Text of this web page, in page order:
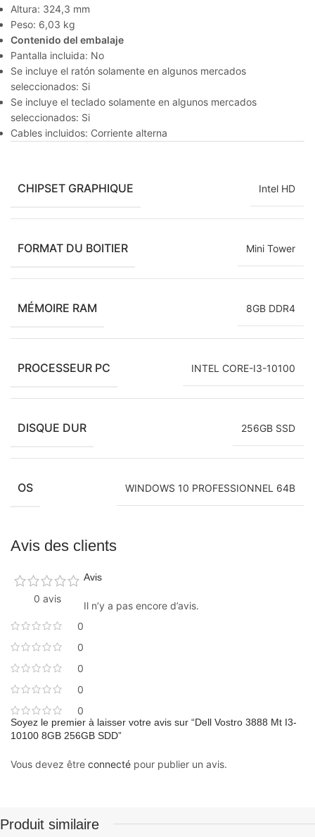
Altura: 324,3 mm
Peso: 6,03 kg
Contenido del embalaje
Pantalla incluida: No
Se incluye el ratón solamente en algunos mercados
seleccionados: Si
Se incluye el teclado solamente en algunos mercados
seleccionados: Si
Cables incluidos: Corriente alterna
CHIPSET GRAPHIQUE Intel HD
FORMAT DU BOITIER Mini Tower
MÉMOIRE RAM 8GB DDR4
PROCESSEUR PC INTEL CORE-I3-10100
DISQUE DUR 256GB SSD
OS WINDOWS 10 PROFESSIONNEL 64B
Avis des clients
0 avis
0
0
0
0
0
Avis
Il n’y a pas encore d’avis.
Soyez le premier à laisser votre avis sur “Dell Vostro 3888 Mt I3-
10100 8GB 256GB SDD”
Vous devez être connecté pour publier un avis.
Produit similaire